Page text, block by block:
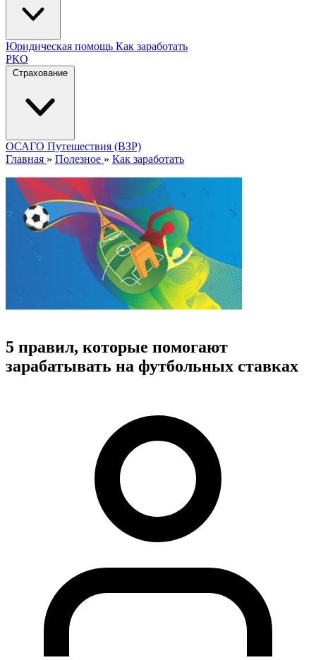
Юридическая помощь Как заработать
РКО
Страхование
ОСАГО Путешествия (ВЗР)
Главная » Полезное » Как заработать
5 правил, которые помогают
зарабатывать на футбольных ставках